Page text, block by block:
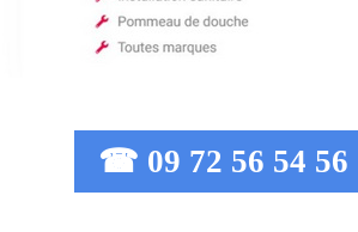
☎ 09 72 56 54 56